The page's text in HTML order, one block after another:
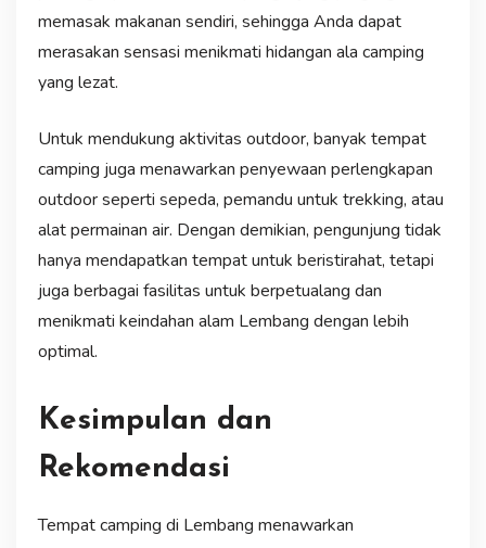
memasak makanan sendiri, sehingga Anda dapat
merasakan sensasi menikmati hidangan ala camping
yang lezat.
Untuk mendukung aktivitas outdoor, banyak tempat
camping juga menawarkan penyewaan perlengkapan
outdoor seperti sepeda, pemandu untuk trekking, atau
alat permainan air. Dengan demikian, pengunjung tidak
hanya mendapatkan tempat untuk beristirahat, tetapi
juga berbagai fasilitas untuk berpetualang dan
menikmati keindahan alam Lembang dengan lebih
optimal.
Kesimpulan dan
Rekomendasi
Tempat camping di Lembang menawarkan